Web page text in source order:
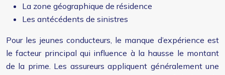
La zone géographique de résidence
Les antécédents de sinistres
Pour les jeunes conducteurs, le manque d’expérience est
le facteur principal qui influence à la hausse le montant
de la prime. Les assureurs appliquent généralement une